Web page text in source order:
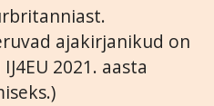
ajakirjanikud on
2021. aasta